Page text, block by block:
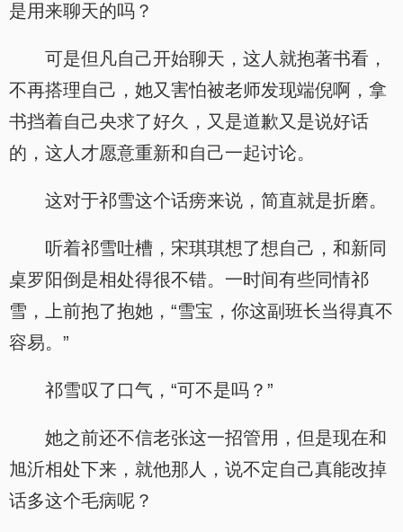
是用来聊天的吗？
可是但凡自己开始聊天，这人就抱著书看，
不再搭理自己，她又害怕被老师发现端倪啊，拿
书挡着自己央求了好久，又是道歉又是说好话
的，这人才愿意重新和自己一起讨论。
这对于祁雪这个话痨来说，简直就是折磨。
听着祁雪吐槽，宋琪琪想了想自己，和新同
桌罗阳倒是相处得很不错。一时间有些同情祁
雪，上前抱了抱她，“雪宝，你这副班长当得真不
容易。”
祁雪叹了口气，“可不是吗？”
她之前还不信老张这一招管用，但是现在和
旭沂相处下来，就他那人，说不定自己真能改掉
话多这个毛病呢？